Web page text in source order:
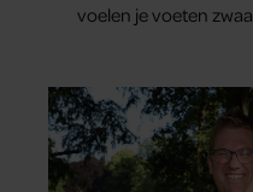
voelen je voeten